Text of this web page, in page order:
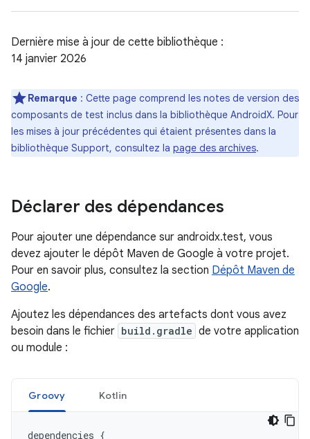
Dernière mise à jour de cette bibliothèque :
14 janvier 2026
Remarque : Cette page comprend les notes de version des
composants de test inclus dans la bibliothèque AndroidX. Pour
les mises à jour précédentes qui étaient présentes dans la
bibliothèque Support, consultez la page des archives.
Déclarer des dépendances
Pour ajouter une dépendance sur androidx.test, vous
devez ajouter le dépôt Maven de Google à votre projet.
Pour en savoir plus, consultez la section Dépôt Maven de
Google.
Ajoutez les dépendances des artefacts dont vous avez
besoin dans le fichier build.gradle de votre application
ou module :
Groovy Kotlin
dependencies {